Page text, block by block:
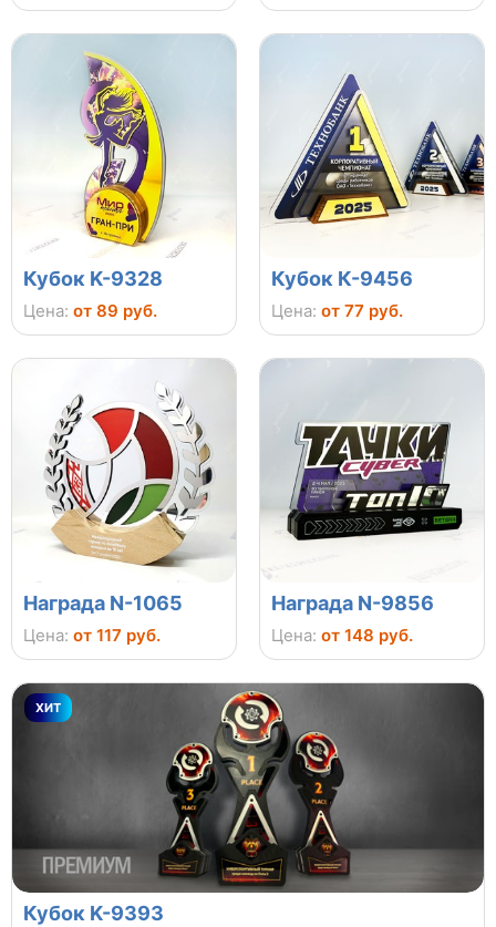
Кубок K-9328
Цена: от 89 руб.
Кубок К-9456
Цена: от 77 руб.
Награда N-1065
Цена: от 117 руб.
Награда N-9856
Цена: от 148 руб.
ХИТ
Кубок K-9393